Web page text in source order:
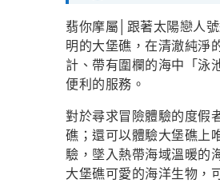
翡你摩屬│跟著太陽戀人
明的大堡礁，在清澈純淨
計、帶有圍欄的海中「泳
便利的服務。
對於尋求冒險體驗的度假
礁；還可以體驗大堡礁上
驗，墜入熱帶海域溫暖的
大堡礁可愛的海洋生物，